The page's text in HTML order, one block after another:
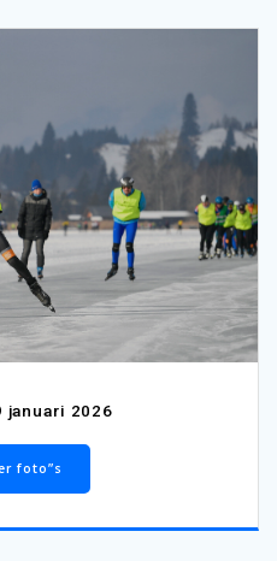
januari 2026
foto”s